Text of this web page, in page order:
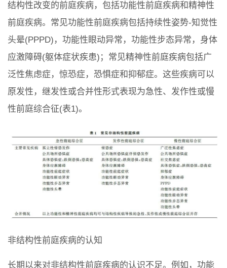
结构性改变的前庭疾病，包括功能性前庭疾病和精神性
前庭疾病。常见功能性前庭疾病包括持续性姿势-知觉性
头晕(PPPD)，功能性眼动异常，功能性步态异常，身体
应激障碍(躯体症状疾患)；常见精神性前庭疾病包括广
泛性焦虑症，惊恐症，恐惧症和抑郁症。这些疾病可以
原发性，继发性或合并性形式表现为急性、发作性或慢
性前庭综合征(表1)。
非结构性前庭疾病的认知
长期以来对非结构性前庭疾病的认识不足。例如，功能